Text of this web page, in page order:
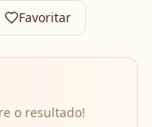
Favoritar
o resultado!